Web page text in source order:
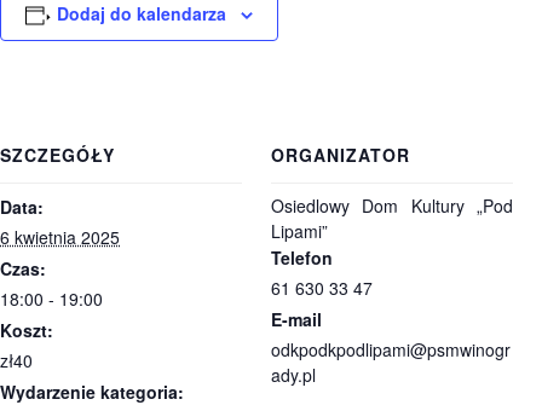
Dodaj do kalendarza
SZCZEGÓŁY
Data:
6 kwietnia 2025
Czas:
18:00 - 19:00
Koszt:
zł40
Wydarzenie kategoria:
ORGANIZATOR
Osiedlowy Dom Kultury „Pod
Lipami”
Telefon
61 630 33 47
E-mail
odkpodkpodlipami@psmwinogr
ady.pl